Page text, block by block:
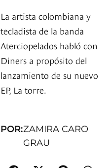
La artista colombiana y
tecladista de la banda
Aterciopelados habló con
Diners a propósito del
lanzamiento de su nuevo
EP, La torre.
POR:ZAMIRA CARO
GRAU